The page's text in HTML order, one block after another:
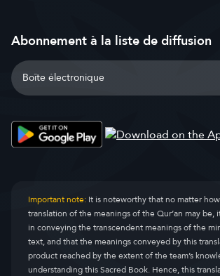
Abonnement à la liste de diffusion
Important note:It is noteworthy that no matter
translation of the meanings of the Qur’an may be,
in conveying the transcendent meanings of the
text, and that the meanings conveyed by this
product reached by the extent of the team’s
understanding this Sacred Book. Hence, this